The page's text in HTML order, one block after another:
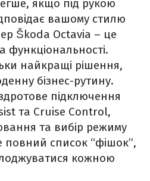
якщо під рукою
вашому стилю
Škoda Octavia – це
функціональності.
найкращі рішення,
бізнес-рутину.
підключення
та Cruise Control,
та вибір режиму
повний список “фішок”,
кожною